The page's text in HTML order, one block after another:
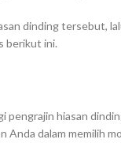
dinding tersebut,
berikut ini.
hiasan
Anda dalam memilih